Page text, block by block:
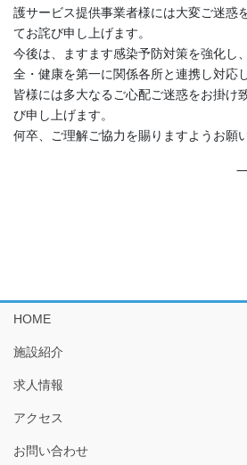
護サービス提供事業者様には大変ご迷惑
てお詫び申し上げます。
今後は、ますます感染予防対策を強化し
全・健康を第一に関係各所と連携し対応
皆様には多大なるご心配ご迷惑をお掛け
び申し上げます。
何卒、ご理解ご協力を賜りますようお願
HOME
施設紹介
求人情報
アクセス
お問い合わせ